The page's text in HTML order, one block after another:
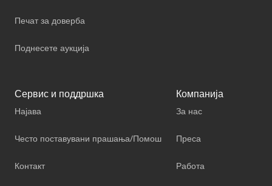
Печат за доверба
Поднесете аукција
Сервис и поддршка
Најава
Често поставувани прашања/Помош
Контакт
Компанија
За нас
Преса
Работа